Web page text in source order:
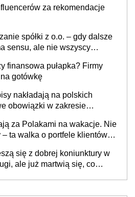
za rekomendacje
spółki z o.o. – gdy dalsze
sensu, ale nie wszyscy
finansowa pułapka? Firmy
gotówkę
nakładają na polskich
obowiązki w zakresie
za Polakami na wakacje. Nie
ta walka o portfele klientów
się z dobrej koniunktury w
ale już martwią się, co